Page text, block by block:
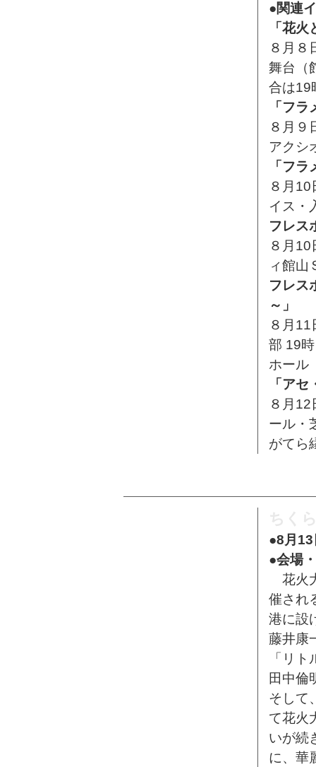
●関連
「花
８月８
舞台（
合は19
「フ
８月９
アクシ
「フ
８月
イス・
フレス
８月
ィ館山
フレス
～」
８月
部 19
ホール
「ア
８月
ール・
がてら
●8月
●会場
花火
催され
港に設
藤井康
「リ
田中倫
そして
て花火
いが続
に、華